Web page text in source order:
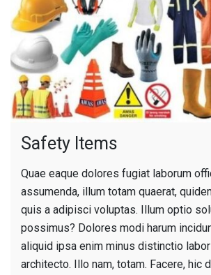
Safety Items
Quae eaque dolores fugiat laborum
assumenda, illum totam quaerat,
quis a adipisci voluptas. Illum optio
possimus? Dolores modi harum
aliquid ipsa enim minus distinctio
architecto. Illo nam, totam. Facere, hic